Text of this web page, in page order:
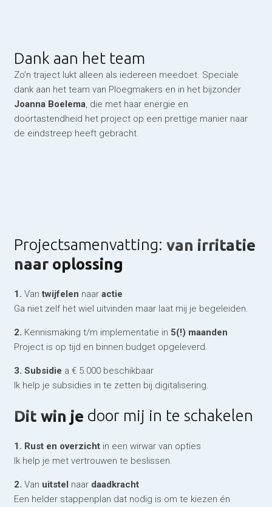
Dank aan het team
Zo’n traject lukt alleen als iedereen meedoet. Speciale
dank aan het team van Ploegmakers en in het bijzonder
Joanna Boelema, die met haar energie en
doortastendheid het project op een prettige manier naar
de eindstreep heeft gebracht.
Projectsamenvatting: van irritatie
naar oplossing
1. Vantwijfelen naar actie
Ga niet zelf het wiel uitvinden maar laat mij je begeleiden.
2. Kennismaking t/m implementatie in 5(!) maanden
Project is op tijd en binnen budget opgeleverd.
3. Subsidie a € 5.000 beschikbaar
Ik help je subsidies in te zetten bij digitalisering.
Dit win je door mij in te schakelen
1. Rust en overzicht in een wirwar van opties
Ik help je met vertrouwen te beslissen.
2. Van uitstel naardaadkracht
Een helder stappenplan dat nodig is om te kiezen én